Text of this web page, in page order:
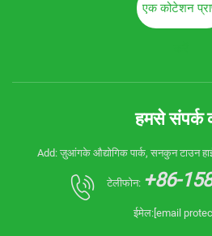
एक कोटेशन
हमसे संपर्क
Add: ज़ुआंगके औद्योगिक पार्क, सनकुन टाउन
टेलीफोन: +86-
ईमेल:[email